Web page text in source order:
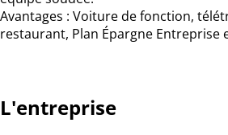
Avantages : Voiture de fonction,
restaurant, Plan Épargne Entreprise
L'entreprise